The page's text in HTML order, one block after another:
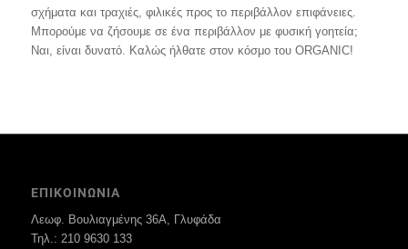
σχήματα και τραχιές, φιλικές προς το περιβάλλον επιφάνειες.
Μπορούμε να ζήσουμε σε ένα περιβάλλον με φυσική γοητεία;
Ναι, είναι δυνατό. Καλώς ήλθατε στον κόσμο του ORGANIC!
ΕΠΙΚΟΙΝΩΝΙΑ
Λεωφ. Βουλιαγμένης 36Α, Γλυφάδα
Τηλ.: 210 9630 133